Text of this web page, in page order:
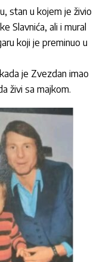
stan u kojem je živio
Slavnića, ali i mural
koji je preminuo u
je Zvezdan imao
živi sa majkom.